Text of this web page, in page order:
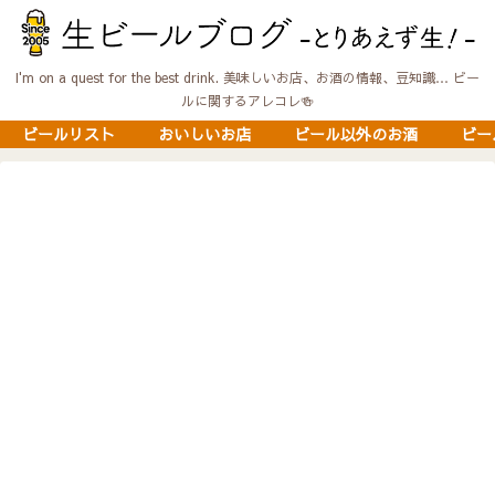
I'm on a quest for the best drink. 美味しいお店、お酒の情報、豆知識… ビー
ルに関するアレコレ🍻
ビールリスト おいしいお店 ビール以外のお酒 ビ